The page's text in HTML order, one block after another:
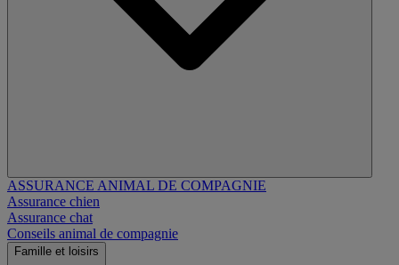
ASSURANCE ANIMAL DE COMPAGNIE
Assurance chien
Assurance chat
Conseils animal de compagnie
Famille et loisirs